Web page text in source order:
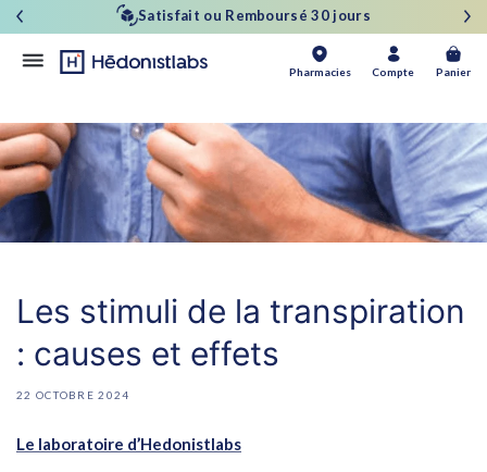
contenu
Satisfait ou Remboursé 30 jours
Pharmacies Compte Panier
Panier
Les stimuli de la transpiration
: causes et effets
22 OCTOBRE 2024
Le laboratoire d’Hedonistlabs